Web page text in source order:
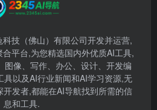
技（佛山）有限公司开发并运营,
平台,为您精选国内外优质AI工具,
图像、写作、办公、设计、开发编
以及AI行业新闻和AI学习资源,无
发者,都能在AI导航找到所需的信
息和工具.